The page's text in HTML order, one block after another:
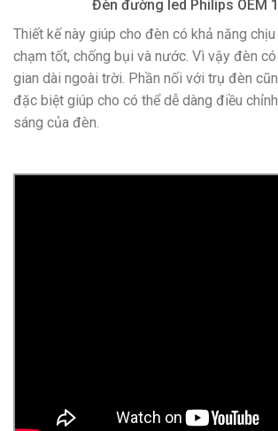
Đèn đường led Philips OEM
Thiết kế này giúp cho đèn có khả năng
chạm tốt, chống bụi và nước. Vì vậy đèn
gian dài ngoài trời. Phần nối với trụ đèn
đặc biệt giúp cho có thể dễ dàng điều
sáng của đèn.